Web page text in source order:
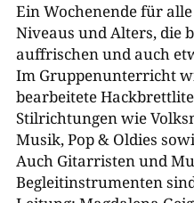
Ein Wochenende für
Niveaus und Alters, die
auffrischen und auch
Im Gruppenunterricht
bearbeitete
Stilrichtungen wie
Musik, Pop & Oldies
Auch Gitarristen und
Begleitinstrumenten